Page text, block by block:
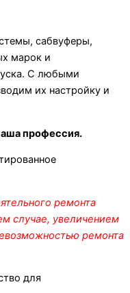
сабвуферы,
марок и
С любыми
их настройку и
профессия.
ремонта
случае, увеличением
ремонта
для